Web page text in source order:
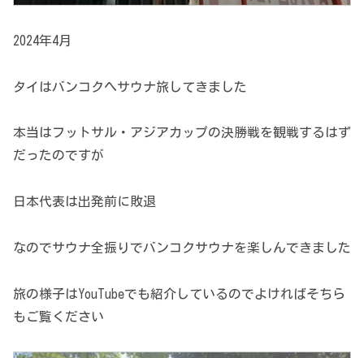
2024年4月
タイはバンコクへサウナ旅してきました
本当はフットサル・アジアカップの決勝戦を観戦するはず
だったのですが
日本代表は出発前に敗退
なのでサウナ全振りでバンコクサウナを楽しんできました
旅の様子はYouTubeでも紹介しているのでよければそちら
もご覧ください